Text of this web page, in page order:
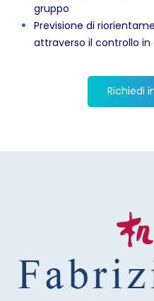
gruppo
Previsione di
attraverso il controllo in
Richiedi